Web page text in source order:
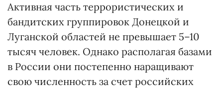
Активная часть террористических и
бандитских группировок Донецкой и
Луганской областей не превышает 5–10
тысяч человек. Однако располагая базами
в России они постепенно наращивают
свою численность за счет российских